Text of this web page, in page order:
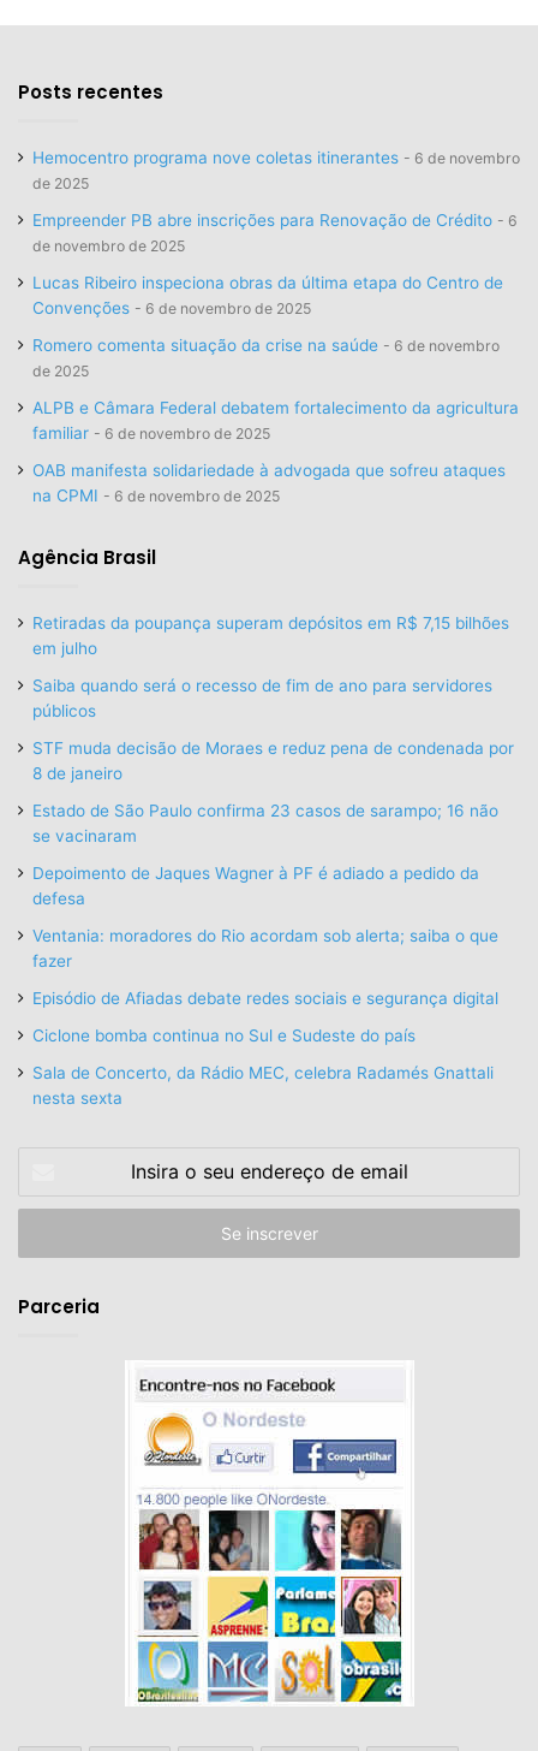
Posts recentes
Hemocentro programa nove coletas itinerantes
6 de novembro
de 2025
Empreender PB abre inscrições para Renovação de Crédito
6
de novembro de 2025
Lucas Ribeiro inspeciona obras da última etapa do Centro de
Convenções
6 de novembro de 2025
Romero comenta situação da crise na saúde
6 de novembro
de 2025
ALPB e Câmara Federal debatem fortalecimento da agricultura
familiar
6 de novembro de 2025
OAB manifesta solidariedade à advogada que sofreu ataques
na CPMI
6 de novembro de 2025
Agência Brasil
Retiradas da poupança superam depósitos em R$ 7,15 bilhões
em julho
Saiba quando será o recesso de fim de ano para servidores
públicos
STF muda decisão de Moraes e reduz pena de condenada por
8 de janeiro
Estado de São Paulo confirma 23 casos de sarampo; 16 não
se vacinaram
Depoimento de Jaques Wagner à PF é adiado a pedido da
defesa
Ventania: moradores do Rio acordam sob alerta; saiba o que
fazer
Episódio de Afiadas debate redes sociais e segurança digital
Ciclone bomba continua no Sul e Sudeste do país
Sala de Concerto, da Rádio MEC, celebra Radamés Gnattali
nesta sexta
seu
de
Parceria